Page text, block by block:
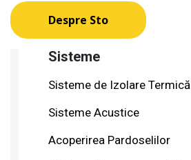
Despre Sto
Sisteme
Sisteme de Izolare Termică
Sisteme Acustice
Acoperirea Pardoselilor